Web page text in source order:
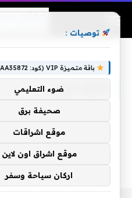
لاتترك يدي
توصيات :
باقة متميزة VIP (كود: AA35872):
ضوء التعليمي
صحيفة برق
موقع اشراقات
موقع اشراق اون لاين
اركان سياحة وسفر